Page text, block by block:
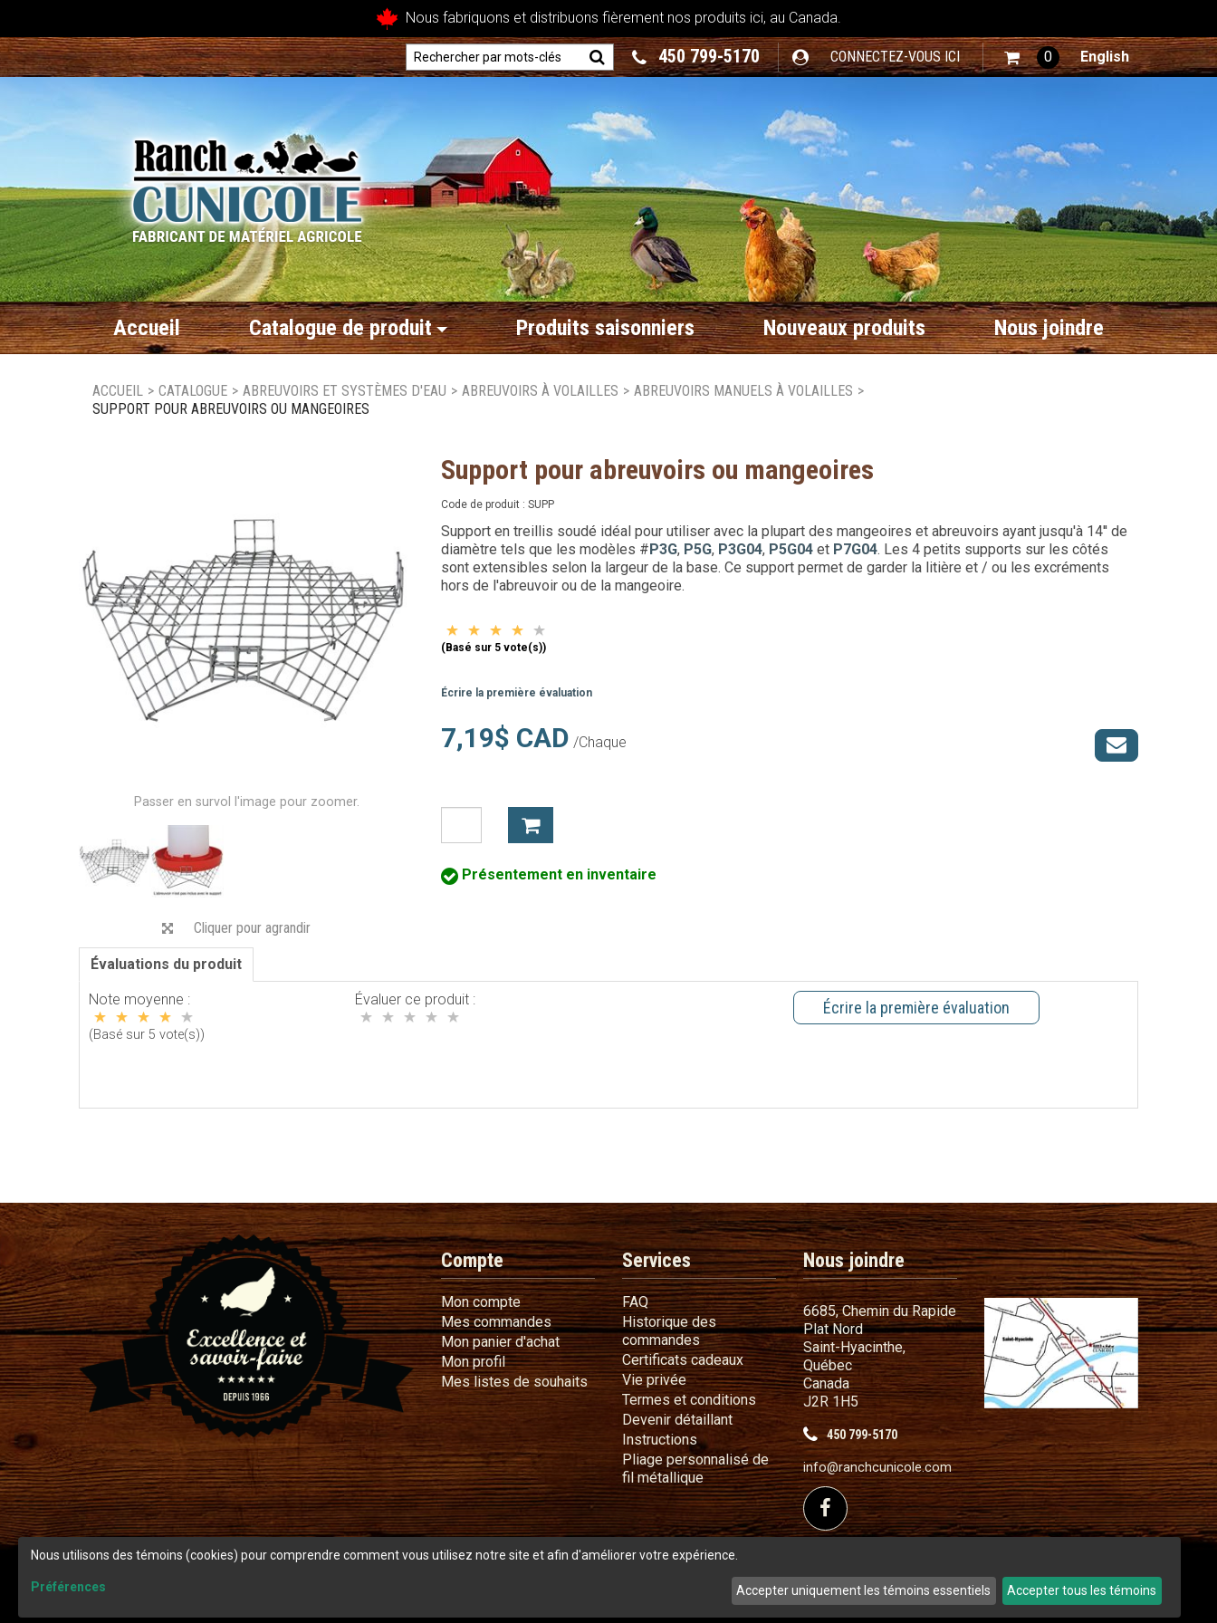
Nous fabriquons et distribuons fièrement nos produits ici, au Canada.
450 799-5170 CONNECTEZ-VOUS ICI 0 English
Accueil Catalogue de produit Produits saisonniers Nouveaux produits Nous joindre
ACCUEIL > CATALOGUE > ABREUVOIRS ET SYSTÈMES D'EAU > ABREUVOIRS À VOLAILLES > ABREUVOIRS MANUELS À VOLAILLES >
SUPPORT POUR ABREUVOIRS OU MANGEOIRES
Passer en survol l'image pour zoomer.
Cliquer pour agrandir
Support pour abreuvoirs ou mangeoires
Code de produit : SUPP
Support en treillis soudé idéal pour utiliser avec la plupart des mangeoires et abreuvoirs ayant jusqu'à 14'' de
diamètre tels que les modèles #P3G, P5G, P3G04, P5G04 et P7G04. Les 4 petits supports sur les côtés
sont extensibles selon la largeur de la base. Ce support permet de garder la litière et / ou les excréments
hors de l'abreuvoir ou de la mangeoire.
(Basé sur 5 vote(s))
Écrire la première évaluation
7,19$ CAD /Chaque
Présentement en inventaire
Évaluations du produit
Note moyenne :
(Basé sur 5 vote(s))
Évaluer ce produit : Écrire la première évaluation
Compte
Mon compteMon compte
Mes commandesMes commandes
Mon panier d'achatMon panier d'achat
Mon profilMon profil
Mes listes de souhaitsMes listes de souhaits
Services
FAQFAQ
Historique des
commandesHistorique des commandes
Certificats cadeauxCertificats cadeaux
Vie privéeVie privée
Termes et conditionsTermes et conditions
Devenir détaillantDevenir détaillant
InstructionsInstructions
Pliage personnalisé de
fil métalliquePliage personnalisé de fil métallique
Nous joindre
6685, Chemin du Rapide
Plat Nord
Saint-Hyacinthe,
Québec
Canada
J2R 1H5
450 799-5170
info@ranchcunicole.com
Suivez-nous sur Facebook
© Copyright 2026 Ranch Cunicole.
Nous utilisons des témoins (cookies) pour comprendre comment vous utilisez notre site et afin d'améliorer votre expérience.
Préférences Accepter uniquement les témoins essentiels Accepter tous les témoins